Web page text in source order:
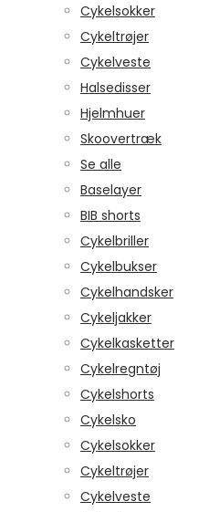
Cykelsokker
Cykeltrøjer
Cykelveste
Halsedisser
Hjelmhuer
Skoovertræk
Se alle
Baselayer
BIB shorts
Cykelbriller
Cykelbukser
Cykelhandsker
Cykeljakker
Cykelkasketter
Cykelregntøj
Cykelshorts
Cykelsko
Cykelsokker
Cykeltrøjer
Cykelveste